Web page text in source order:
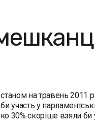
на травень 2011
участь у
30% скоріше взяли би